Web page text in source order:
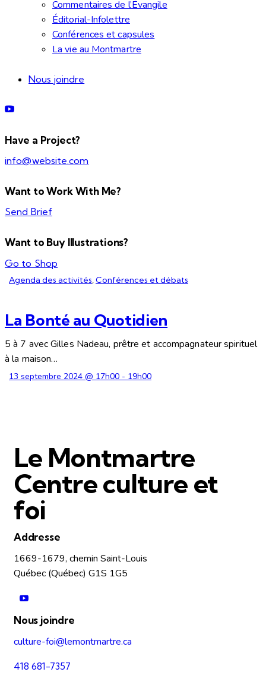
Commentaires de l’Évangile
Éditorial-Infolettre
Conférences et capsules
La vie au Montmartre
Nous joindre
Have a Project?
info@website.com
Want to Work With Me?
Send Brief
Want to Buy Illustrations?
Go to Shop
Agenda des activités,Conférences et débats
La Bonté au Quotidien
5 à 7 avec Gilles Nadeau, prêtre et accompagnateur spirituel
à la maison…
13 septembre 2024 @ 17h00 - 19h00
Le Montmartre
Centre culture et
foi
Addresse
1669-1679, chemin Saint-Louis
Québec (Québec) G1S 1G5
Nous joindre
culture-foi@lemontmartre.ca
418 681-7357